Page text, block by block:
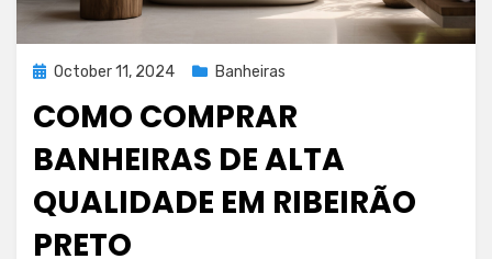
Posted
October 11, 2024 Banheiras
COMO COMPRAR
BANHEIRAS DE ALTA
QUALIDADE EM RIBEIRÃO
PRETO